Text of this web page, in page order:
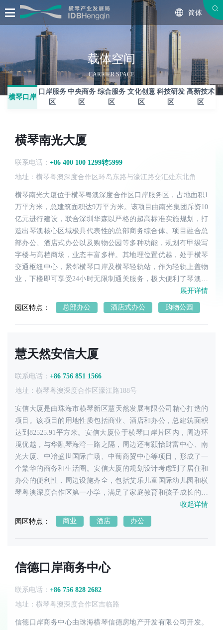
简体
载体空间
CARRIER SPACE
横琴口岸
口岸服务
区
中央商务
区
综合服务
区
文化创意
区
科技研发
区
高新技术
区
横琴南光大厦
联系电话： +86 400 100 1299转5999
地址：横琴粤澳深度合作区环岛东路与濠江路交汇处东北角
横琴南光大厦位于横琴粤澳深度合作区口岸服务区，占地面积1
万平方米，总建筑面积达9万平方米。该项目由南光集团斥资10
亿元进行建设，联合深圳华森以严格的超高标准实施规划，打
造出琴澳核心区域极具代表性的总部商务综合体。项目融合总
部办公、酒店式办公以及购物公园等多种功能，规划有甲级写
字楼与高档商场，业态丰富多样。其地理位置优越，处于横琴
交通枢纽中心，紧邻横琴口岸及横琴轻轨站，作为轻轨上盖物
业，下楼即可享受24小时无限制通关服务，极大便利了琴澳两
地人员的往来。大厦外围商业综合体环绕，配套设施成熟；内
部配备高端健身会所、无边际泳池、3D立体公园及一站式璀璨
生活场等高端设施，全方位满足购物、休闲、社交、商务、宴
请等多元化需求。
展开详情
园区特点： 总部办公 酒店式办公 购物公园
慧天然安信大厦
联系电话： +86 756 851 1566
地址：横琴粤澳深度合作区濠江路188号
安信大厦‌是由珠海市横琴新区慧天然发展有限公司精心打造的
项目。该项目的用地性质包括商业、酒店和办公，总建筑面积
达到82525.91平方米。安信大厦位于横琴口岸片区内，周边环
境优越，与华融琴海湾一路之隔，周边还有颢怡财富中心、南
光大厦、中冶盛世国际广场、中葡商贸中心等项目，形成了一
个繁华的商务和生活圈。安信大厦的规划设计考虑到了居住和
办公的便利性，周边设施齐全，包括艾乐儿童国际幼儿园和横
琴粤澳深度合作区第一小学，满足了家庭教育和孩子成长的需
求。此外，其优越的地理位置也为商务人士提供了便捷的交通
网络，使得通勤更加高效。
收起详情
园区特点： 商业 酒店 办公
信德口岸商务中心‌
联系电话： +86 756 828 2682
地址：横琴粤澳深度合作区吉临路
信德口岸商务中心‌由珠海横琴信德房地产开发有限公司开发。